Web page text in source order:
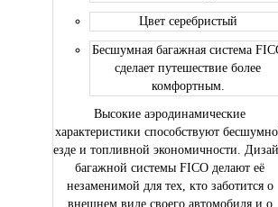
Цвет серебристый
Бесшумная багажная система
сделает путешествие более
комфортным.
Высокие аэродинамические
характеристики способствуют
езде и топливной экономичности.
багажной системы FICO делают её
незаменимой для тех, кто заботится о
внешнем виде своего автомобиля и о